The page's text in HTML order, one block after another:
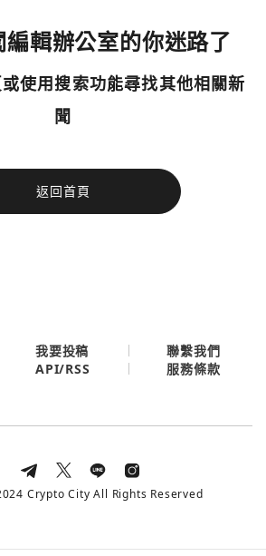
輯辦公室的你迷路了
使用搜索功能尋找其他相關新
聞
返回首頁
使用以下帳號繼續
點擊關閉按鈕或空白處，即可回到加密
我要投稿
聯繫我們
API/RSS 服務條款
Crypto City All Rights Reserved